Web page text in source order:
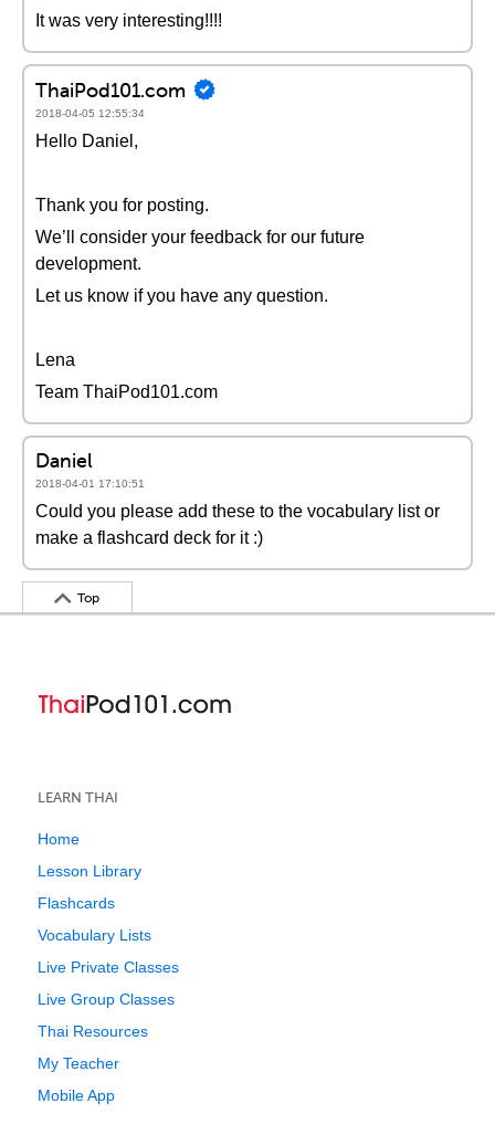
It was very interesting!!!!
ThaiPod101.com
2018-04-05 12:55:34
Hello Daniel,
Thank you for posting.
We’ll consider your feedback for our future
development.
Let us know if you have any question.
Lena
Team ThaiPod101.com
Daniel
2018-04-01 17:10:51
Could you please add these to the vocabulary list or
make a flashcard deck for it :)
Top
LEARN THAI
Home
Lesson Library
Flashcards
Vocabulary Lists
Live Private Classes
Live Group Classes
Thai Resources
My Teacher
Mobile App